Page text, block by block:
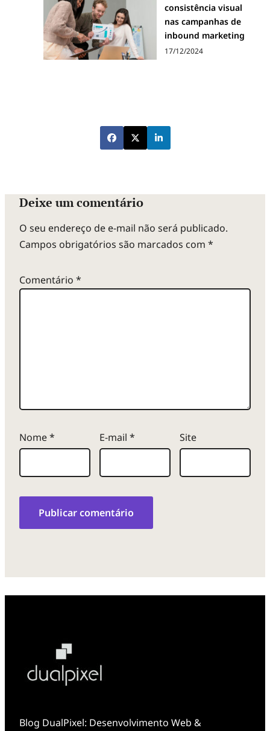
consistência visual
nas campanhas de
inbound marketing
17/12/2024
Deixe um comentário
O seu endereço de e-mail não será publicado.
Campos obrigatórios são marcados com *
Comentário *
Nome* E-mail * Site
Blog DualPixel: Desenvolvimento Web &